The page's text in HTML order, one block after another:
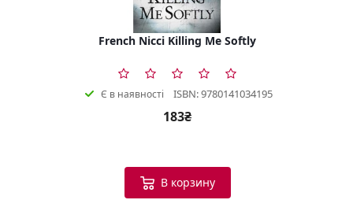
French Nicci Killing Me Softly
Є в наявності ISBN: 9780141034195
183₴
В корзину